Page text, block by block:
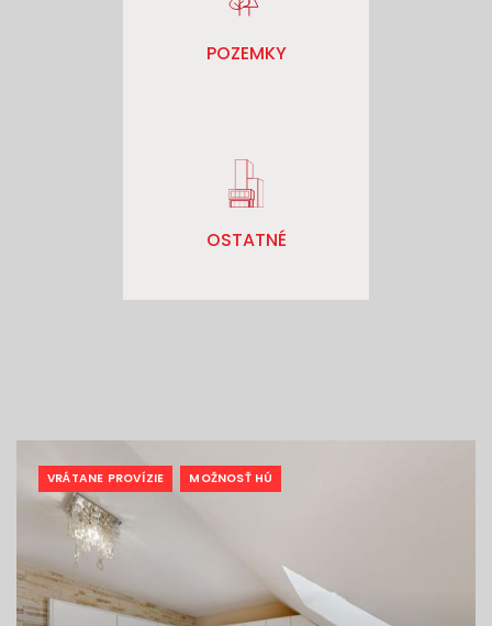
POZEMKY
OSTATNÉ
VRÁTANE PROVÍZIE MOŽNOSŤ HÚ